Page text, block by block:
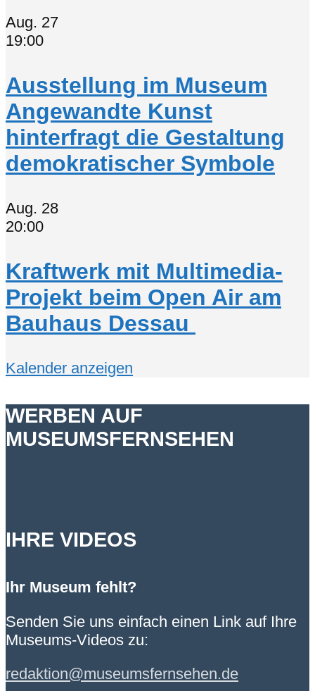
Aug. 27
19:00
Ausstellung im Museum
Angewandte Kunst
hinterfragt die Gestaltung
demokratischer Symbole
Aug. 28
20:00
Kraftwerk mit Multimedia-
Projekt beim Open Air am
Bauhaus Dessau
Kalender anzeigen
WERBEN AUF
MUSEUMSFERNSEHEN
IHRE VIDEOS
Ihr Museum fehlt?
Senden Sie uns einfach einen Link auf Ihre
Museums-Videos zu:
redaktion@museumsfernsehen.de